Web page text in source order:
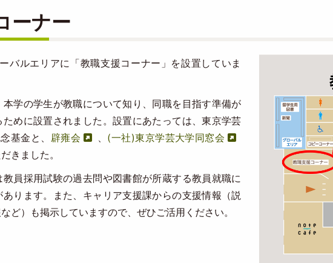
ーナー
バルエリアに「教職支援コーナー」を設置していま
学の学生が教職について知り、同職を目指す準備が
めに設置されました。設置にあたっては、東京学芸
基金と、 辟雍会 、 (一社)東京学芸大学同窓会
きました。
員採用試験の過去問や図書館が所蔵する教員就職に
ります。また、キャリア支援課からの支援情報（説
ど）も掲示していますので、ぜひご活用ください。